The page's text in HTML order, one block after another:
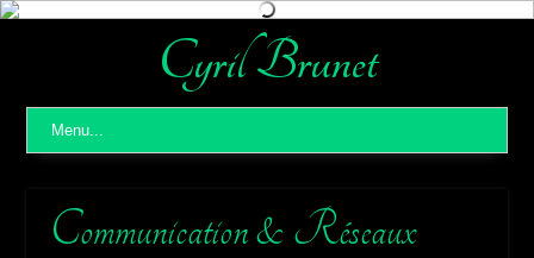
Skip
to
Cyril Brunet
Menu...
Communication & Réseaux